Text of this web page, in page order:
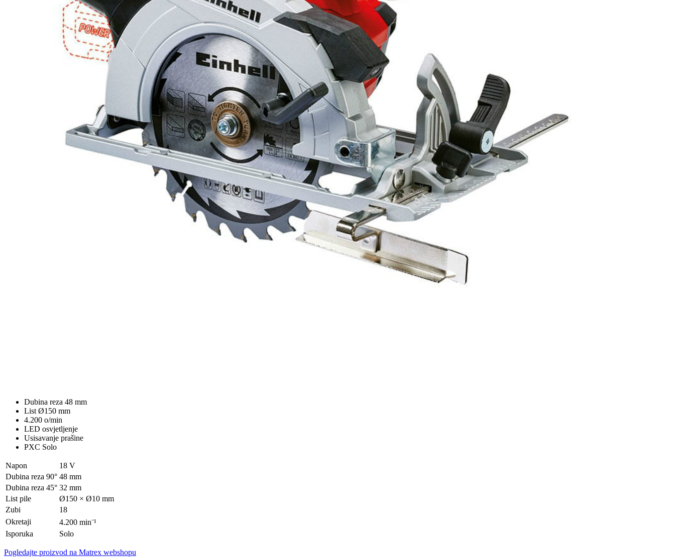
Dubina reza 48 mm
List Ø150 mm
4.200 o/min
LED osvjetljenje
Usisavanje prašine
PXC Solo
Napon
18 V
Dubina reza 90° 48 mm
Dubina reza 45° 32 mm
List pile
Ø150 × Ø10 mm
Zubi
18
Okretaji
4.200 min⁻¹
Isporuka
Solo
Pogledajte proizvod na Matrex webshopu